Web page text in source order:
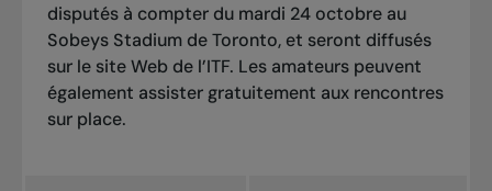
disputés à compter du mardi 24 octobre au
Sobeys Stadium de Toronto, et seront diffusés
sur le site Web de l’ITF. Les amateurs peuvent
également assister gratuitement aux rencontres
sur place.